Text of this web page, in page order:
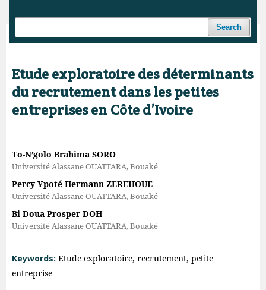
Search
Home / Archives / Vol. 9 No. 1 (2026) / Articles
Etude exploratoire des déterminants
du recrutement dans les petites
entreprises en Côte d’Ivoire
To-N’golo Brahima SORO
Université Alassane OUATTARA, Bouaké
Percy Ypoté Hermann ZEREHOUE
Université Alassane OUATTARA, Bouaké
Bi Doua Prosper DOH
Université Alassane OUATTARA, Bouaké
Keywords: Etude exploratoire, recrutement, petite
entreprise